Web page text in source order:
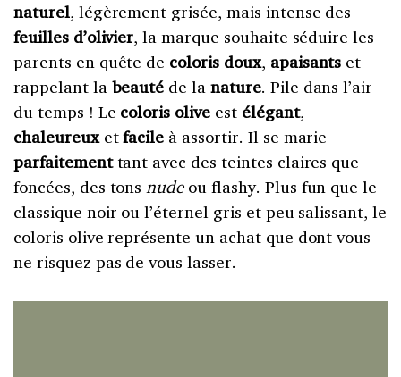
naturel, légèrement grisée, mais intense des
feuilles d’olivier, la marque souhaite séduire les
parents en quête de coloris doux, apaisants et
rappelant la beauté de lanature. Pile dans l’air
du temps ! Le coloris oliveest élégant,
chaleureuxetfacile à assortir. Il se marie
parfaitementtant avec des teintes claires que
foncées, des tonsnudeou flashy. Plus fun que le
classique noir ou l’éternel gris et peu salissant, le
coloris olive représente un achat que dont vous
ne risquez pas de vous lasser.